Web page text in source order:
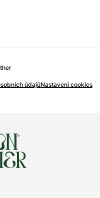
údajůNastavení cookies